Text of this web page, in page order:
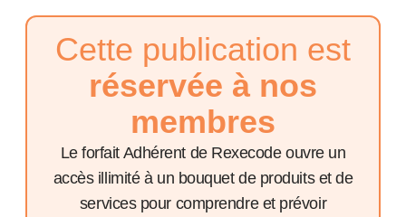
Cette publication est
réservée à nos
membres
Le forfait Adhérent de Rexecode ouvre un
accès illimité à un bouquet de produits et de
services pour comprendre et prévoir